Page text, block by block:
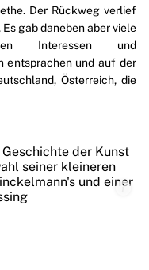
Der Rückweg verlief
Es gab daneben aber viele
Interessen und
entsprachen und auf der
Österreich, die